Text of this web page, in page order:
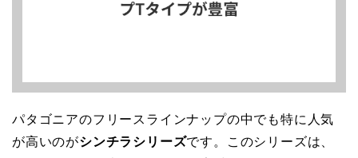
パタゴニアのフリースラインナップの中でも特に人気
が高いのがシンチラシリーズです。このシリーズは、